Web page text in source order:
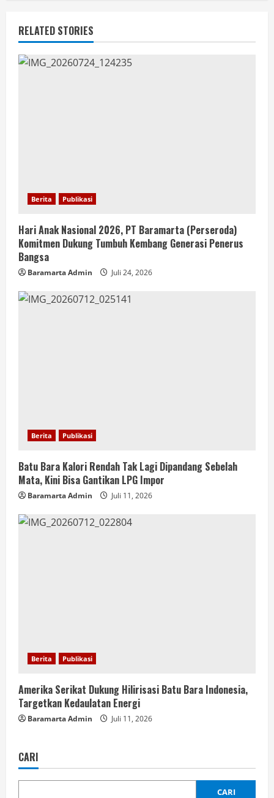
RELATED STORIES
Berita Publikasi
Hari Anak Nasional 2026, PT Baramarta (Perseroda)
Komitmen Dukung Tumbuh Kembang Generasi Penerus
Bangsa
Baramarta Admin Juli 24, 2026
Berita Publikasi
Batu Bara Kalori Rendah Tak Lagi Dipandang Sebelah
Mata, Kini Bisa Gantikan LPG Impor
Baramarta Admin Juli 11, 2026
Berita Publikasi
Amerika Serikat Dukung Hilirisasi Batu Bara Indonesia,
Targetkan Kedaulatan Energi
Baramarta Admin Juli 11, 2026
CARI
CARI